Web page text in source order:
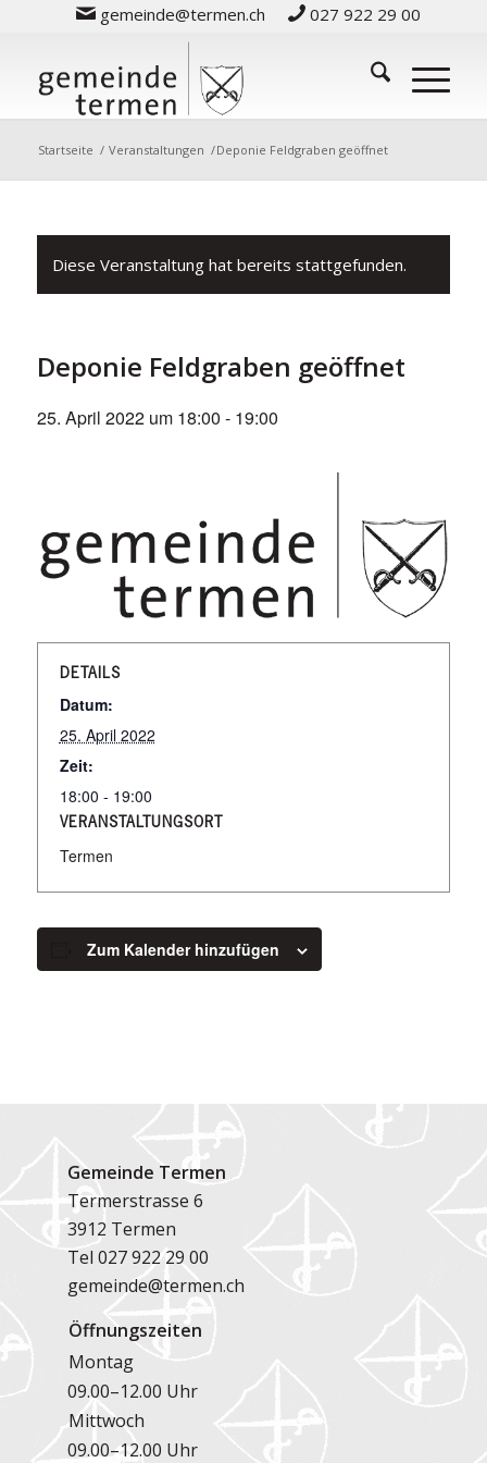
gemeinde@termen.ch 027 922 29 00
Startseite / Veranstaltungen /Deponie Feldgraben geöffnet
Diese Veranstaltung hat bereits stattgefunden.
Deponie Feldgraben geöffnet
25. April 2022 um 18:00 - 19:00
DETAILS
Datum:
25. April 2022
Zeit:
18:00 - 19:00
VERANSTALTUNGSORT
Termen
Zum Kalender hinzufügen
Gemeinde Termen
Termerstrasse 6
3912 Termen
Tel027 922 29 00
gemeinde@termen.ch
Öffnungszeiten
Montag
09.00–12.00 Uhr
Mittwoch
09.00–12.00 Uhr